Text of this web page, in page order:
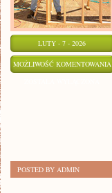
LUTY - 7 - 2026
MOŻLIWOŚĆ KOMENTOWANIA
POSTED BY ADMIN